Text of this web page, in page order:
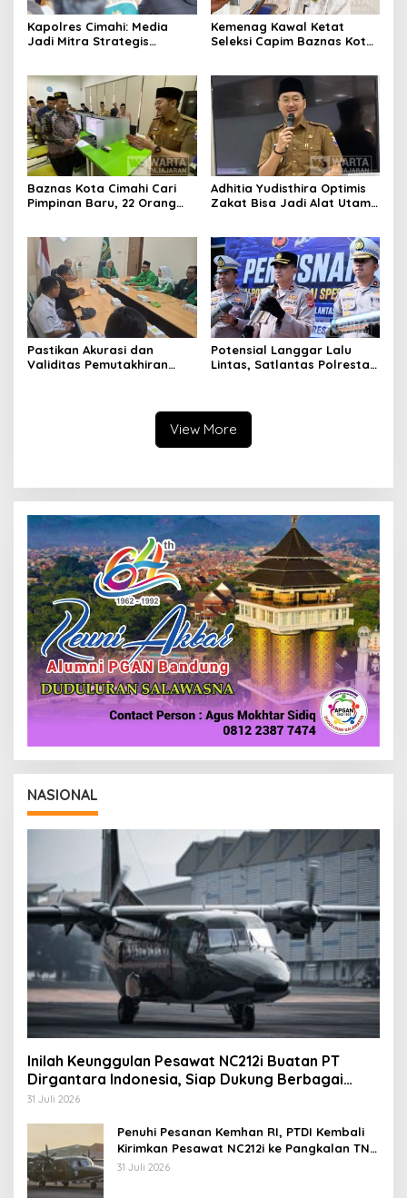
Kapolres Cimahi: Media
Jadi Mitra Strategis
Kemenag Kawal Ketat
Seleksi Capim Baznas Kota
Berintegritas
Baznas Kota Cimahi Cari
Pimpinan Baru, 22 Orang
Adhitia Yudisthira Optimis
Zakat Bisa Jadi Alat Utama
Pastikan Akurasi dan
Validitas Pemutakhiran
Potensial Langgar Lalu
Lintas, Satlantas Polresta
View More
NASIONAL
Inilah Keunggulan Pesawat NC212i Buatan PT
Dirgantara Indonesia, Siap Dukung Berbagai
Operasi TNI
31 Juli 2026
Penuhi Pesanan Kemhan RI, PTDI Kembali
Kirimkan Pesawat NC212i ke Pangkalan TNI
AU
31 Juli 2026